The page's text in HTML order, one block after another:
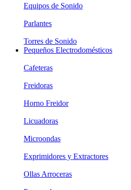
Equipos de Sonido
Parlantes
Torres de Sonido
Pequeños Electrodomésticos
Cafeteras
Freidoras
Horno Freidor
Licuadoras
Microondas
Exprimidores y Extractores
Ollas Arroceras